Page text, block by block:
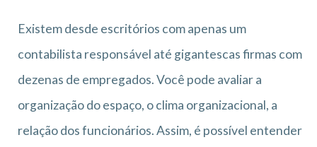
Existem desde escritórios com apenas um
contabilista responsável até gigantescas firmas com
dezenas de empregados. Você pode avaliar a
organização do espaço, o clima organizacional, a
relação dos funcionários. Assim, é possível entender